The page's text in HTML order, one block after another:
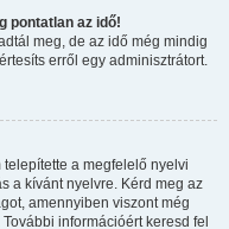
pontatlan az idő!
meg, de az idő még mindig
erről egy adminisztrátort.
a megfelelő nyelvi
a kívánt nyelvre. Kérd meg az
amennyiben viszont még
információért keresd fel